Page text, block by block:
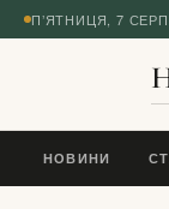
П’ЯТНИЦЯ, 7
НОВИНИ